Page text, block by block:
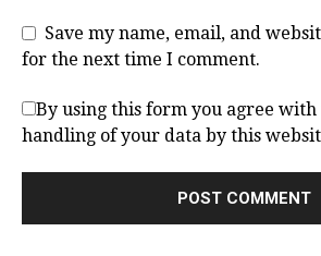
Save my name, email, and
for the next time I comment.
By using this form you agree with
handling of your data by this